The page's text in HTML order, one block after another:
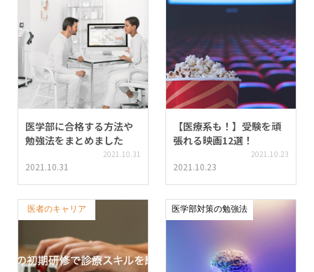
医学部に合格する方法や
勉強法をまとめました
2021.10.31
2021.10.31
【医療系も！】受験を頑
張れる映画12選！
2021.10.23
2021.10.23
医者のキャリア 医学部対策の勉強法